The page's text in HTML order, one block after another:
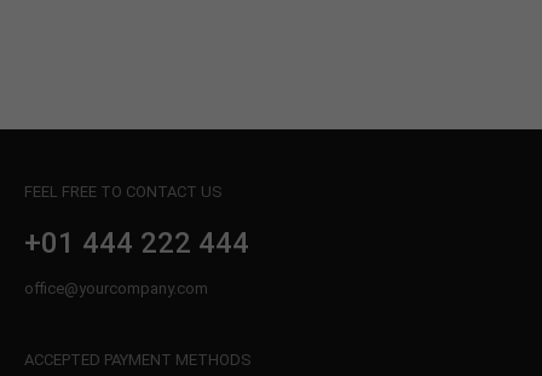
Drop us a line
FEEL FREE TO CONTACT US
+01 444 222 444
office@yourcompany.com
ACCEPTED PAYMENT METHODS